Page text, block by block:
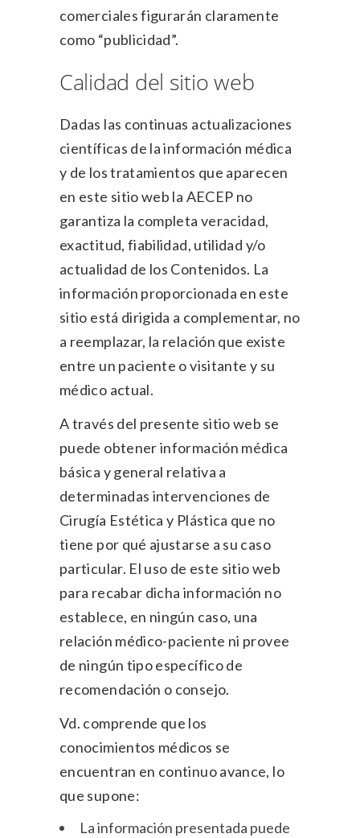
comerciales figurarán claramente
como “publicidad”.
Calidad del sitio web
Dadas las continuas actualizaciones
científicas de la información médica
y de los tratamientos que aparecen
en este sitio web la AECEP no
garantiza la completa veracidad,
exactitud, fiabilidad, utilidad y/o
actualidad de los Contenidos. La
información proporcionada en este
sitio está dirigida a complementar, no
a reemplazar, la relación que existe
entre un paciente o visitante y su
médico actual.
A través del presente sitio web se
puede obtener información médica
básica y general relativa a
determinadas intervenciones de
Cirugía Estética y Plástica que no
tiene por qué ajustarse a su caso
particular. El uso de este sitio web
para recabar dicha información no
establece, en ningún caso, una
relación médico-paciente ni provee
de ningún tipo específico de
recomendación o consejo.
Vd. comprende que los
conocimientos médicos se
encuentran en continuo avance, lo
que supone:
La información presentada puede